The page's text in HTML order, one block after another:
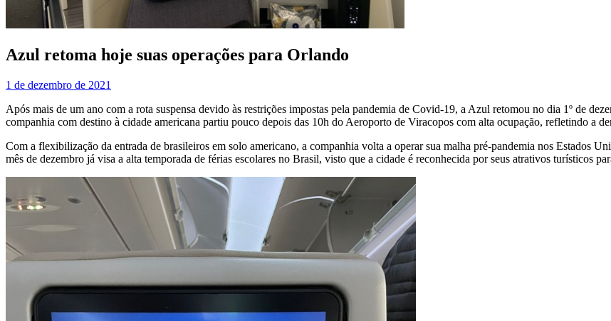
Azul retoma hoje suas operações para Orlando
1 de dezembro de 2021
Após mais de um ano com a rota suspensa devido às restrições impostas pela pandemia de Covid-19, a Azul retomou no dia 1º de
companhia com destino à cidade americana partiu pouco depois das 10h do Aeroporto de Viracopos com alta ocupação, refletindo a
Com a flexibilização da entrada de brasileiros em solo americano, a companhia volta a operar sua malha pré-pandemia nos Estados
mês de dezembro já visa a alta temporada de férias escolares no Brasil, visto que a cidade é reconhecida por seus atrativos turísticos